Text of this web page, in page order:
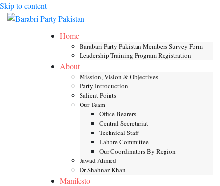
Skip to content
Home
Barabari Party Pakistan Members Survey Form
Leadership Training Program Registration
About
Mission, Vision & Objectives
Party Introduction
Salient Points
Our Team
Office Bearers
Central Secretariat
Technical Staff
Lahore Committee
Our Coordinators By Region
Jawad Ahmed
Dr Shahnaz Khan
Manifesto